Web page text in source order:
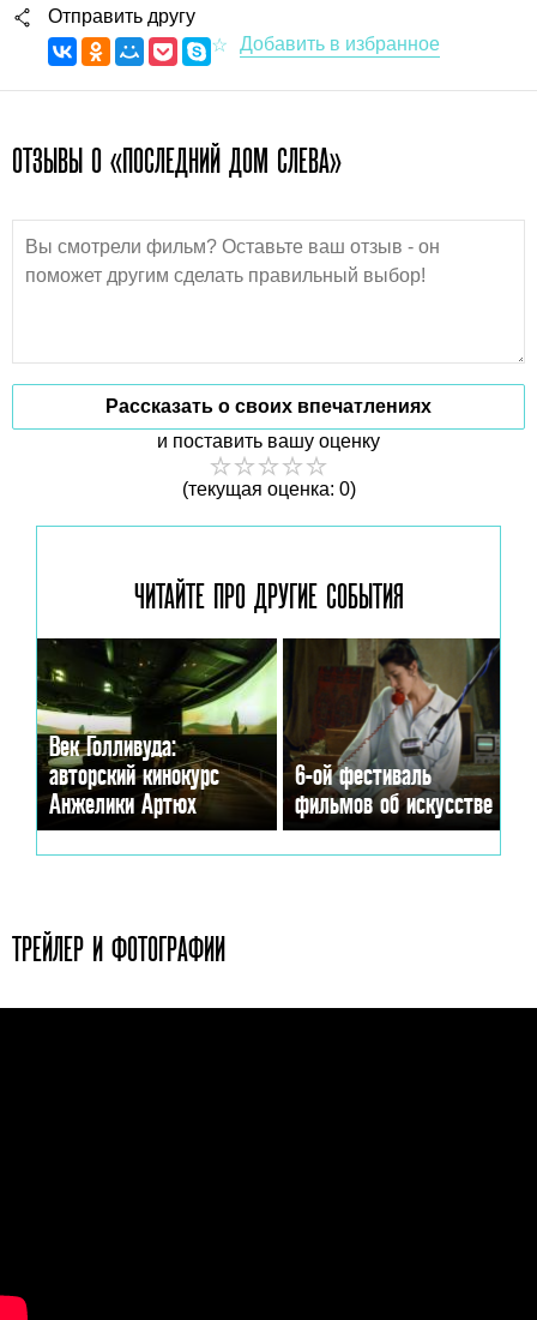
Отправить другу
ОТЗЫВЫ О «ПОСЛЕДНИЙ ДОМ СЛЕВА»
Рассказать о своих впечатлениях
и поставить вашу оценку
(текущая оценка: 0)
ЧИТАЙТЕ ПРО ДРУГИЕ СОБЫТИЯ
Век Голливуда:
авторский кинокурс
Анжелики Артюх
6-ой фестиваль
фильмов об искусстве
ТРЕЙЛЕР И ФОТОГРАФИИ